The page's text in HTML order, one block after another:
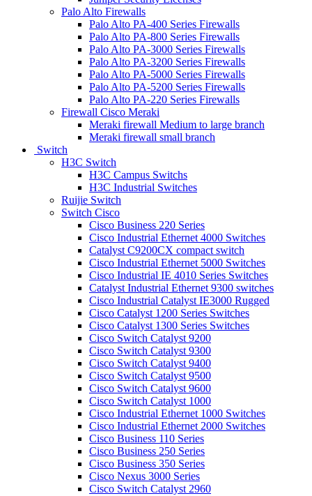
Palo Alto Firewalls
Palo Alto PA-400 Series Firewalls
Palo Alto PA-800 Series Firewalls
Palo Alto PA-3000 Series Firewalls
Palo Alto PA-3200 Series Firewalls
Palo Alto PA-5000 Series Firewalls
Palo Alto PA-5200 Series Firewalls
Palo Alto PA-220 Series Firewalls
Firewall Cisco Meraki
Meraki firewall Medium to large branch
Meraki firewall small branch
Switch
H3C Switch
H3C Campus Switchs
H3C Industrial Switches
Ruijie Switch
Switch Cisco
Cisco Business 220 Series
Cisco Industrial Ethernet 4000 Switches
Catalyst C9200CX compact switch
Cisco Industrial Ethernet 5000 Switches
Cisco Industrial IE 4010 Series Switches
Catalyst Industrial Ethernet 9300 switches
Cisco Industrial Catalyst IE3000 Rugged
Cisco Catalyst 1200 Series Switches
Cisco Catalyst 1300 Series Switches
Cisco Switch Catalyst 9200
Cisco Switch Catalyst 9300
Cisco Switch Catalyst 9400
Cisco Switch Catalyst 9500
Cisco Switch Catalyst 9600
Cisco Switch Catalyst 1000
Cisco Industrial Ethernet 1000 Switches
Cisco Industrial Ethernet 2000 Switches
Cisco Business 110 Series
Cisco Business 250 Series
Cisco Business 350 Series
Cisco Nexus 3000 Series
Cisco Switch Catalyst 2960